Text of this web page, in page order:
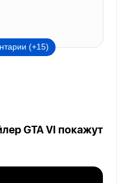
(+15)
GTA VI покажут